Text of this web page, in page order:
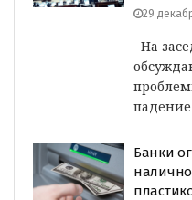
29
На
Банки